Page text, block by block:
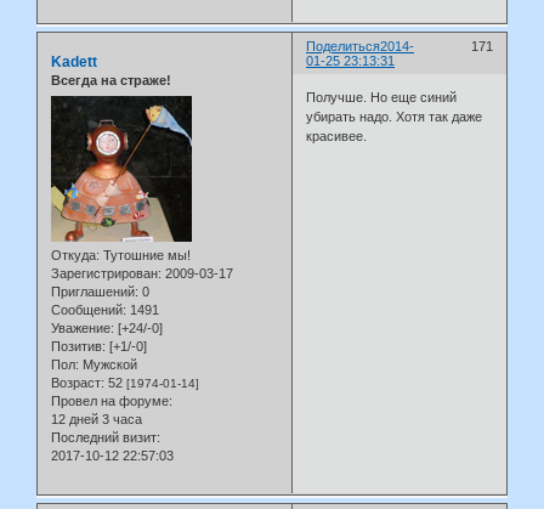
Поделиться 171
2014-
01-25 23:13:31
Kadett
Всегда на страже!
Откуда: Тутошние мы!
Зарегистрирован: 2009-03-17
Приглашений: 0
Сообщений: 1491
Уважение: [+24/-0]
Позитив: [+1/-0]
Пол: Мужской
Возраст: 52 [1974-01-14]
Провел на форуме:
12 дней 3 часа
Последний визит:
2017-10-12 22:57:03
Получше. Но еще синий
убирать надо. Хотя так даже
красивее.